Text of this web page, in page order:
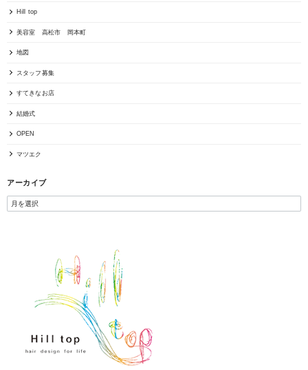
Hill top
美容室 高松市 岡本町
地図
スタッフ募集
すてきなお店
結婚式
OPEN
マツエク
アーカイブ